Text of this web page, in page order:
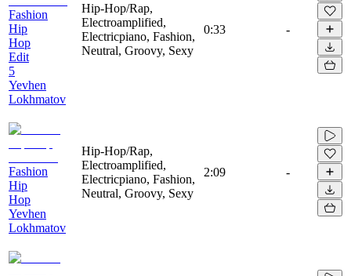
Fashion
Hip
Hop
Edit
5
Yevhen
Lokhmatov
Hip-Hop/Rap,
Electroamplified,
Electricpiano, Fashion,
Neutral, Groovy, Sexy
0:33 -
Fashion
Hip
Hop
Yevhen
Lokhmatov
Hip-Hop/Rap,
Electroamplified,
Electricpiano, Fashion,
Neutral, Groovy, Sexy
2:09 -